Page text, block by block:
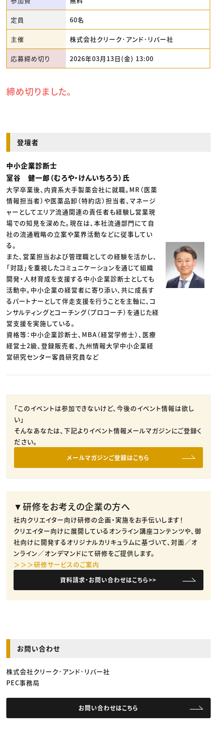
定員 60名
主催 株式会社クリーク･アンド･リバー社
応募締め切り 2026年03月13日(金) 13:00
締め切りました。
登壇者
中小企業診断士
室谷 健一郎（むろや・けんいちろう）氏
大学卒業後、内資系大手製薬会社に就職。MR（医薬
情報担当者）や医薬品卸（特約店）担当者、マネージ
ャーとしてエリア流通関連の責任者も経験し営業現
場での知見を深めた。現在は、本社流通部門にて自
社の流通戦略の立案や業界活動などに従事してい
る。
また、営業担当および管理職としての経験を活かし、
「対話」を重視したコミュニケーションを通じて組織
開発・人材育成を支援する中小企業診断士としても
活動中。中小企業の経営者に寄り添い、共に成長す
るパートナーとして伴走支援を行うことを主軸に、コ
ンサルティングとコーチング（プロコーチ）を通じた経
営支援を実施している。
資格等：中小企業診断士、MBA（経営学修士）、医療
経営士2級、登録販売者、九州情報大学中小企業経
営研究センター客員研究員など
「このイベントは参加できないけど、今後のイベント情報は欲し
い」
そんなあなたは、下記よりイベント情報メールマガジンにご登録く
ださい。
メールマガジンご登録はこちら
▼研修をお考えの企業の方へ
社内クリエイター向け研修の企画・実施をお手伝いします！
クリエイター向けに展開しているオンライン講座コンテンツや、御
社向けに開発するオリジナルカリキュラムに基づいて、対面／オ
ンライン／オンデマンドにて研修をご提供します。
＞＞＞研修サービスのご案内
資料請求・お問い合わせはこちら>>
お問い合わせ
株式会社クリーク･アンド･リバー社
PEC事務局
お問い合わせはこちら